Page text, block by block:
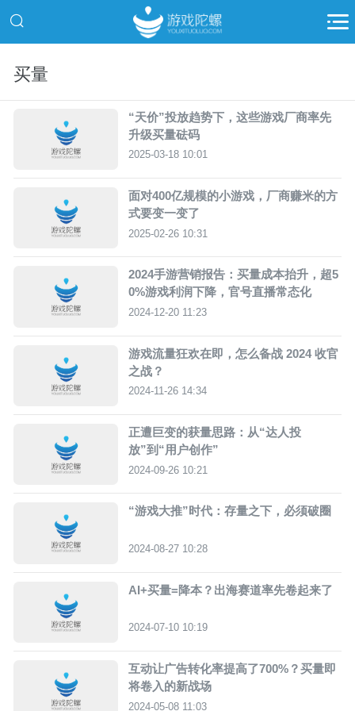
买量
“天价”投放趋势下，这些游戏厂商率先
升级买量砝码
2025-03-18 10:01
面对400亿规模的小游戏，厂商赚米的方
式要变一变了
2025-02-26 10:31
2024手游营销报告：买量成本抬升，超5
0%游戏利润下降，官号直播常态化
2024-12-20 11:23
游戏流量狂欢在即，怎么备战 2024 收官
之战？
2024-11-26 14:34
正遭巨变的获量思路：从“达人投
放”到“用户创作”
2024-09-26 10:21
“游戏大推”时代：存量之下，必须破圈
2024-08-27 10:28
AI+买量=降本？出海赛道率先卷起来了
2024-07-10 10:19
互动让广告转化率提高了700%？买量即
将卷入的新战场
2024-05-08 11:03